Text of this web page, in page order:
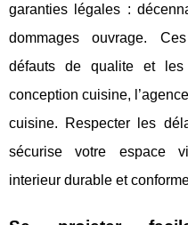
garanties légales :
dommages ouvrage.
défauts de qualite et
conception cuisine,
cuisine. Respecter les
sécurise votre espace
interieur durable et